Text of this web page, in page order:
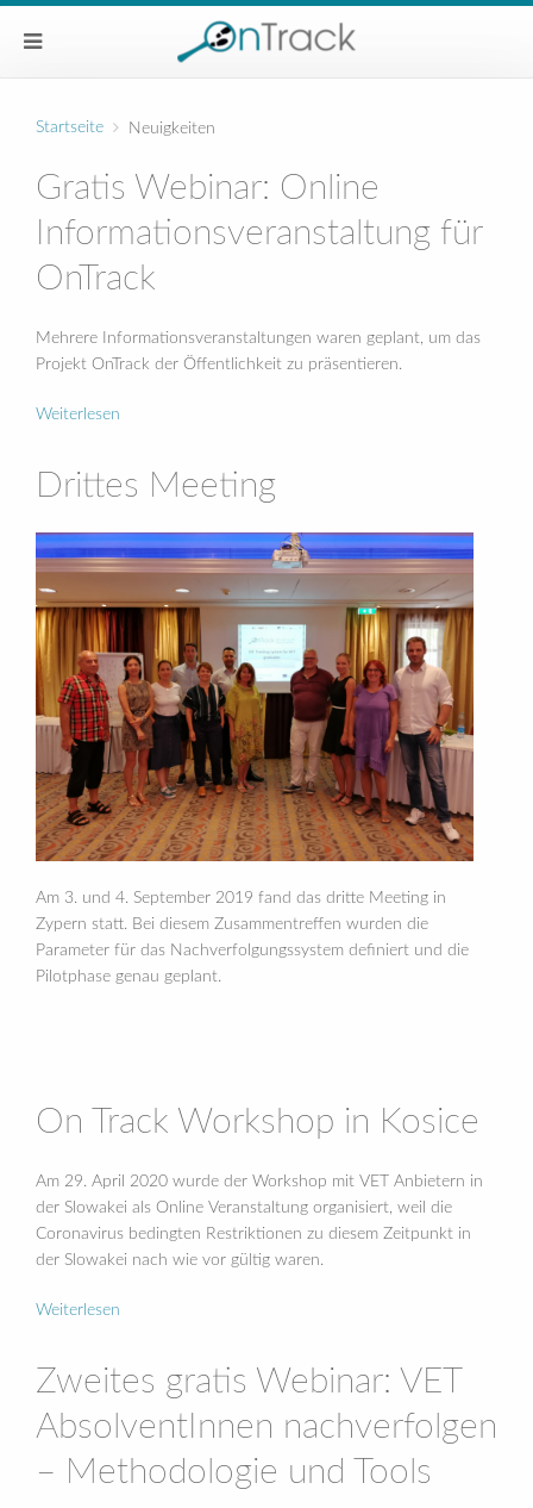
Startseite Neuigkeiten
Gratis Webinar: Online
Informationsveranstaltung für
OnTrack
Mehrere Informationsveranstaltungen waren geplant, um das
Projekt OnTrack der Öffentlichkeit zu präsentieren.
Weiterlesen
Drittes Meeting
Am 3. und 4. September 2019 fand das dritte Meeting in
Zypern statt. Bei diesem Zusammentreffen wurden die
Parameter für das Nachverfolgungssystem definiert und die
Pilotphase genau geplant.
On Track Workshop in Kosice
Am 29. April 2020 wurde der Workshop mit VET Anbietern in
der Slowakei als Online Veranstaltung organisiert, weil die
Coronavirus bedingten Restriktionen zu diesem Zeitpunkt in
der Slowakei nach wie vor gültig waren.
Weiterlesen
Zweites gratis Webinar: VET
AbsolventInnen nachverfolgen
– Methodologie und Tools